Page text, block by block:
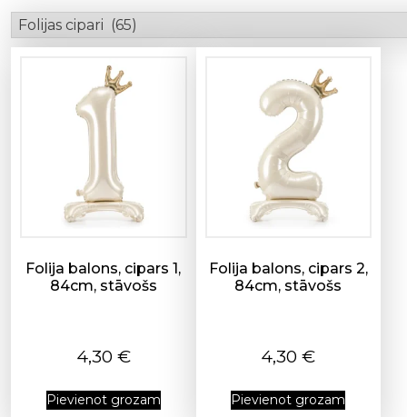
Folija balons, cipars 1,
84cm, stāvošs
4,30 €
Pievienot grozam
Folija balons, cipars 2,
84cm, stāvošs
4,30€
Pievienot grozam